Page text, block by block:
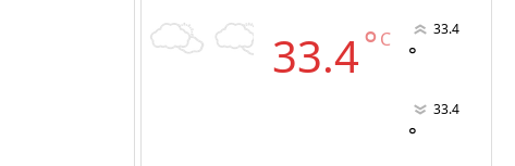
33.4° C 33.4
°
33.4
°